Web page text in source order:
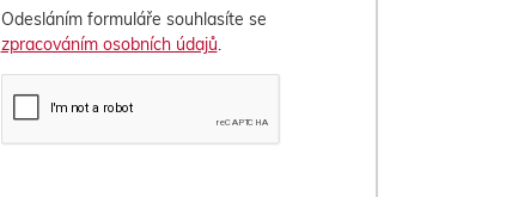
Odesláním formuláře souhlasíte se
zpracováním osobních údajů.